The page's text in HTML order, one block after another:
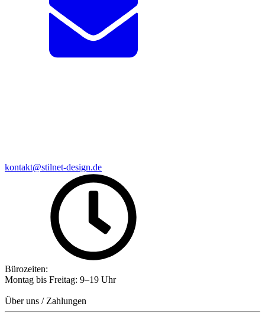
kontakt@stilnet-design.de
Bürozeiten:
Montag bis Freitag: 9–19 Uhr
Über uns / Zahlungen